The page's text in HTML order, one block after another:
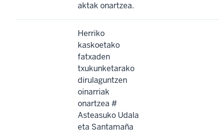
aktak onartzea.
Herriko
kaskoetako
fatxaden
txukunketarako
dirulaguntzen
oinarriak
onartzea #
Asteasuko Udala
eta Santamaña